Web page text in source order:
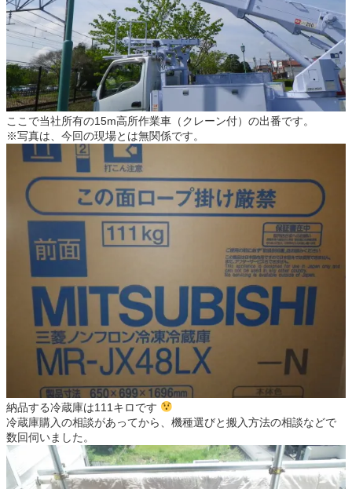
ここで当社所有の15m高所作業車（クレーン付）の出番です。
※写真は、今回の現場とは無関係です。
納品する冷蔵庫は111キロです
冷蔵庫購入の相談があってから、機種選びと搬入方法の相談などで
数回伺いました。